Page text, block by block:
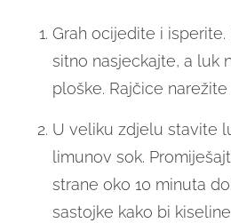
Grah ocijedite i isperite.
sitno nasjeckajte, a luk
ploške. Rajčice narežite
U veliku zdjelu stavite
limunov sok.
strane oko 10 minuta
sastojke kako bi